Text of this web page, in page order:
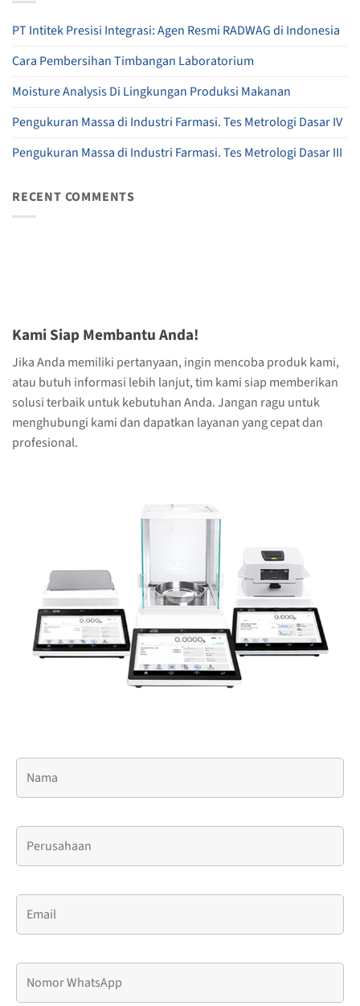
PT Intitek Presisi Integrasi: Agen Resmi RADWAG di Indonesia
Cara Pembersihan Timbangan Laboratorium
Moisture Analysis Di Lingkungan Produksi Makanan
Pengukuran Massa di Industri Farmasi. Tes Metrologi Dasar IV
Pengukuran Massa di Industri Farmasi. Tes Metrologi Dasar III
RECENT COMMENTS
Kami Siap Membantu Anda!
Jika Anda memiliki pertanyaan, ingin mencoba produk kami,
atau butuh informasi lebih lanjut, tim kami siap memberikan
solusi terbaik untuk kebutuhan Anda. Jangan ragu untuk
menghubungi kami dan dapatkan layanan yang cepat dan
profesional.